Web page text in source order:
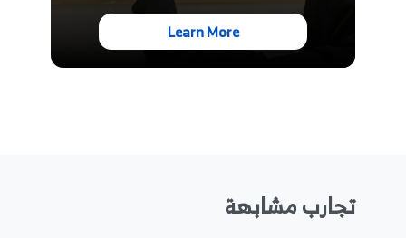
Learn More
تجارب مشابهة